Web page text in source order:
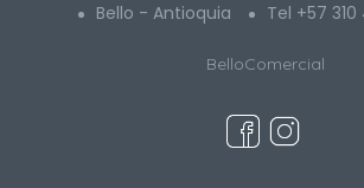
Bello - Antioquia
Tel +57
BelloComercial